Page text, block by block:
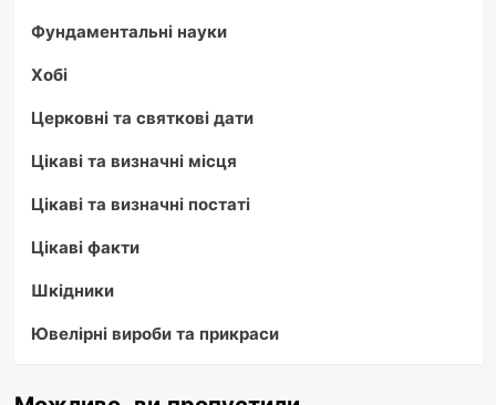
Фундаментальні науки
Хобі
Церковні та святкові дати
Цікаві та визначні місця
Цікаві та визначні постаті
Цікаві факти
Шкідники
Ювелірні вироби та прикраси